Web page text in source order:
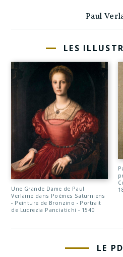
Paul
LES
Une Grande Dame de Paul
Verlaine dans Poèmes Saturniens
- Peinture de Bronzino - Portrait
de Lucrezia Panciatichi - 1540
LE